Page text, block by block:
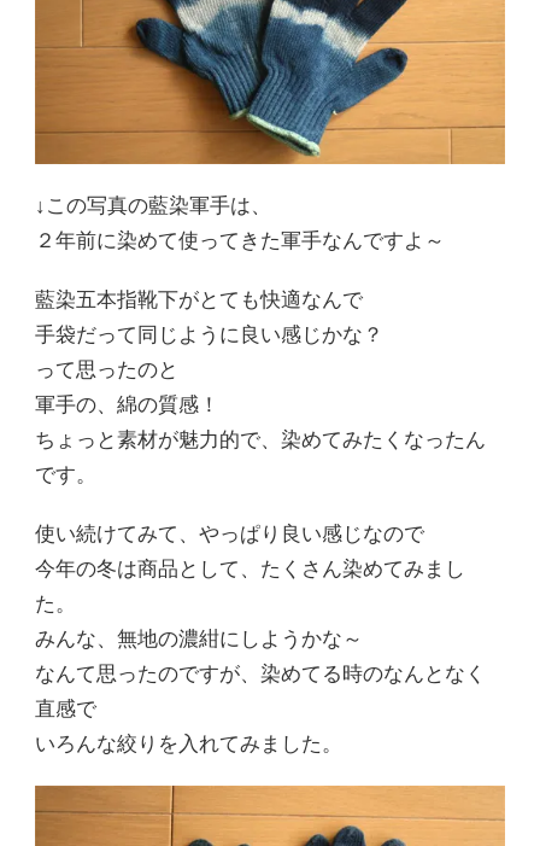
↓この写真の藍染軍手は、
２年前に染めて使ってきた軍手なんですよ～
藍染五本指靴下がとても快適なんで
手袋だって同じように良い感じかな？
って思ったのと
軍手の、綿の質感！
ちょっと素材が魅力的で、染めてみたくなったん
です。
使い続けてみて、やっぱり良い感じなので
今年の冬は商品として、たくさん染めてみまし
た。
みんな、無地の濃紺にしようかな～
なんて思ったのですが、染めてる時のなんとなく
直感で
いろんな絞りを入れてみました。